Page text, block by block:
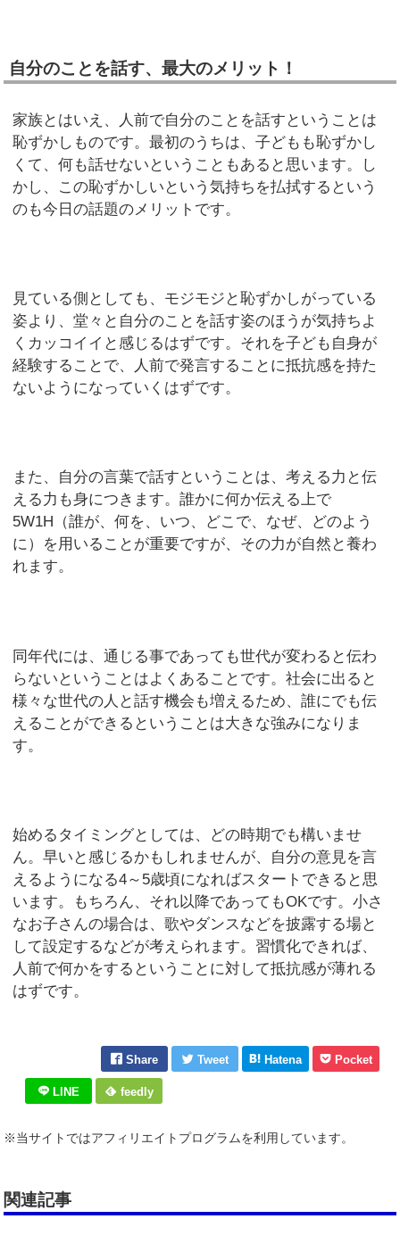
自分のことを話す、最大のメリット！
家族とはいえ、人前で自分のことを話すということは
恥ずかしものです。最初のうちは、子どもも恥ずかし
くて、何も話せないということもあると思います。し
かし、この恥ずかしいという気持ちを払拭するという
のも今日の話題のメリットです。
見ている側としても、モジモジと恥ずかしがっている
姿より、堂々と自分のことを話す姿のほうが気持ちよ
くカッコイイと感じるはずです。それを子ども自身が
経験することで、人前で発言することに抵抗感を持た
ないようになっていくはずです。
また、自分の言葉で話すということは、考える力と伝
える力も身につきます。誰かに何か伝える上で
5W1H（誰が、何を、いつ、どこで、なぜ、どのよう
に）を用いることが重要ですが、その力が自然と養わ
れます。
同年代には、通じる事であっても世代が変わると伝わ
らないということはよくあることです。社会に出ると
様々な世代の人と話す機会も増えるため、誰にでも伝
えることができるということは大きな強みになりま
す。
始めるタイミングとしては、どの時期でも構いませ
ん。早いと感じるかもしれませんが、自分の意見を言
えるようになる4～5歳頃になればスタートできると思
います。もちろん、それ以降であってもOKです。小さ
なお子さんの場合は、歌やダンスなどを披露する場と
して設定するなどが考えられます。習慣化できれば、
人前で何かをするということに対して抵抗感が薄れる
はずです。
Share Tweet Hatena Pocket
LINE feedly
※当サイトではアフィリエイトプログラムを利用しています。
関連記事